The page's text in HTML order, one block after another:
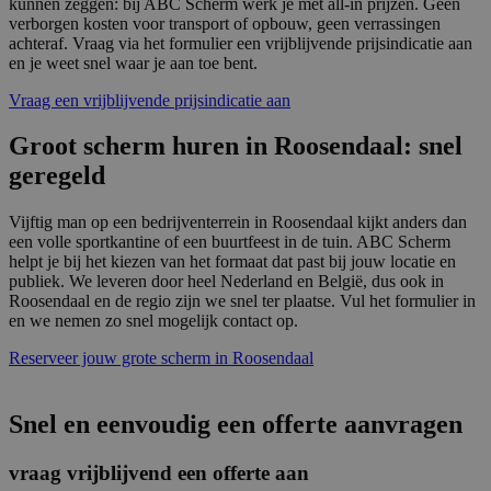
verborgen kosten voor transport of opbouw, geen verrassingen
achteraf. Vraag via het formulier een vrijblijvende prijsindicatie aan
en je weet snel waar je aan toe bent.
Vraag een vrijblijvende prijsindicatie aan
Groot scherm huren in Roosendaal: snel
geregeld
Vijftig man op een bedrijventerrein in Roosendaal kijkt anders dan
een volle sportkantine of een buurtfeest in de tuin. ABC Scherm
helpt je bij het kiezen van het formaat dat past bij jouw locatie en
publiek. We leveren door heel Nederland en België, dus ook in
Roosendaal en de regio zijn we snel ter plaatse. Vul het formulier in
en we nemen zo snel mogelijk contact op.
Reserveer jouw grote scherm in Roosendaal
Snel en eenvoudig een offerte aanvragen
vraag vrijblijvend een offerte aan
te
CookieScriptConsent
CookieScript
www.abcscherm.nl
dagen
Google Privacy Policy